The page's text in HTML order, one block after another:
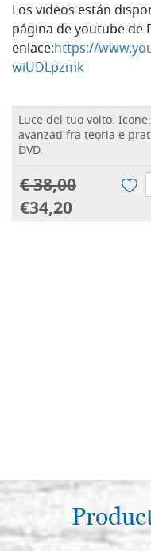
Los videos están
página de youtube de
enlace:https://
wiUDLpzmk
Luce del tuo volto.
avanzati fra teoria e
DVD.
€ 38,00
€34,20